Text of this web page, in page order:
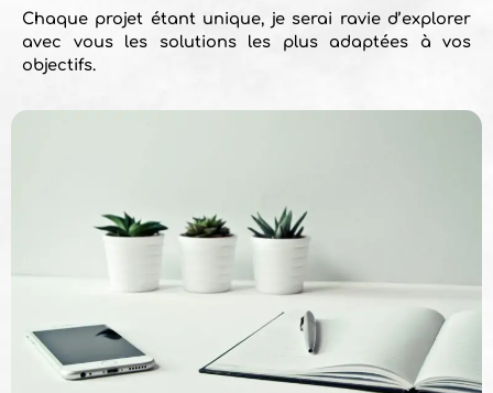
Chaque projet étant unique, je serai ravie d’explorer
avec vous les solutions les plus adaptées à vos
objectifs.